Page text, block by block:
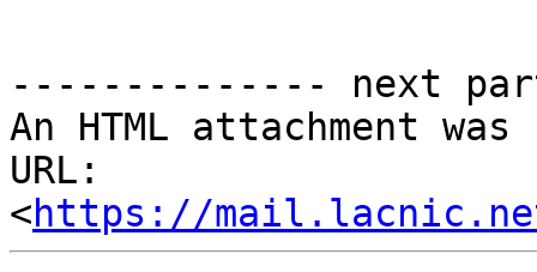
-------------- next
An HTML attachment
URL:
<https://